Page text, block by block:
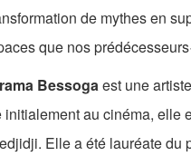
de mythes en
que nos
Bessogaest une
au cinéma, elle
Elle a été lauréate du